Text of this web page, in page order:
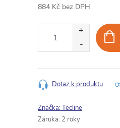
884 Kč bez DPH
Dotaz k produktu
Značka:Tecline
Záruka: 2 roky